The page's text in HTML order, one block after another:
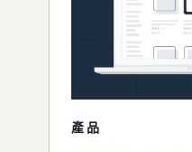
產品